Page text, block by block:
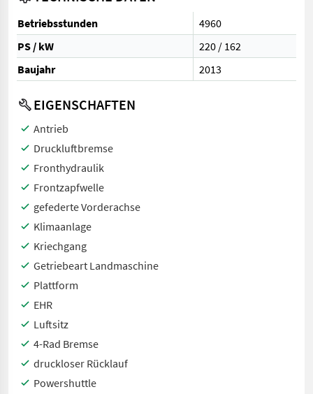
Betriebsstunden
4960
PS / kW
220 / 162
Baujahr
2013
EIGENSCHAFTEN
Antrieb
Druckluftbremse
Fronthydraulik
Frontzapfwelle
gefederte Vorderachse
Klimaanlage
Kriechgang
Getriebeart Landmaschine
Plattform
EHR
Luftsitz
4-Rad Bremse
druckloser Rücklauf
Powershuttle